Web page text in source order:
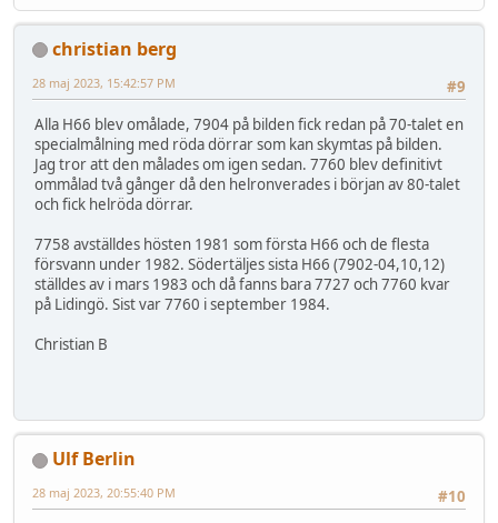
christian berg
#9
28 maj 2023, 15:42:57 PM
Alla H66 blev omålade, 7904 på bilden fick redan på 70-talet en
specialmålning med röda dörrar som kan skymtas på bilden.
Jag tror att den målades om igen sedan. 7760 blev definitivt
ommålad två gånger då den helronverades i början av 80-talet
och fick helröda dörrar.
7758 avställdes hösten 1981 som första H66 och de flesta
försvann under 1982. Södertäljes sista H66 (7902-04,10,12)
ställdes av i mars 1983 och då fanns bara 7727 och 7760 kvar
på Lidingö. Sist var 7760 i september 1984.
Christian B
Ulf Berlin
#10
28 maj 2023, 20:55:40 PM